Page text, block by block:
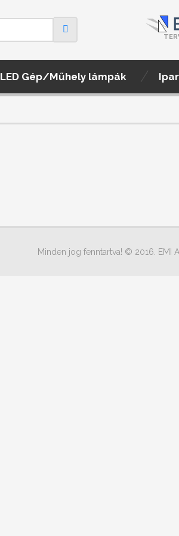
LED Gép/Műhely lámpák
Minden jog fenntartva! © 2016. EMI